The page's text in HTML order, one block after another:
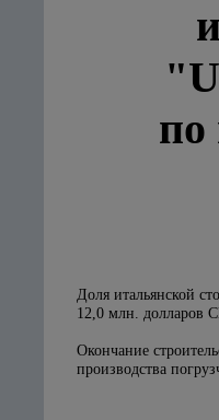
по
Доля итальянской
12,0 млн. долларов
Окончание
производства